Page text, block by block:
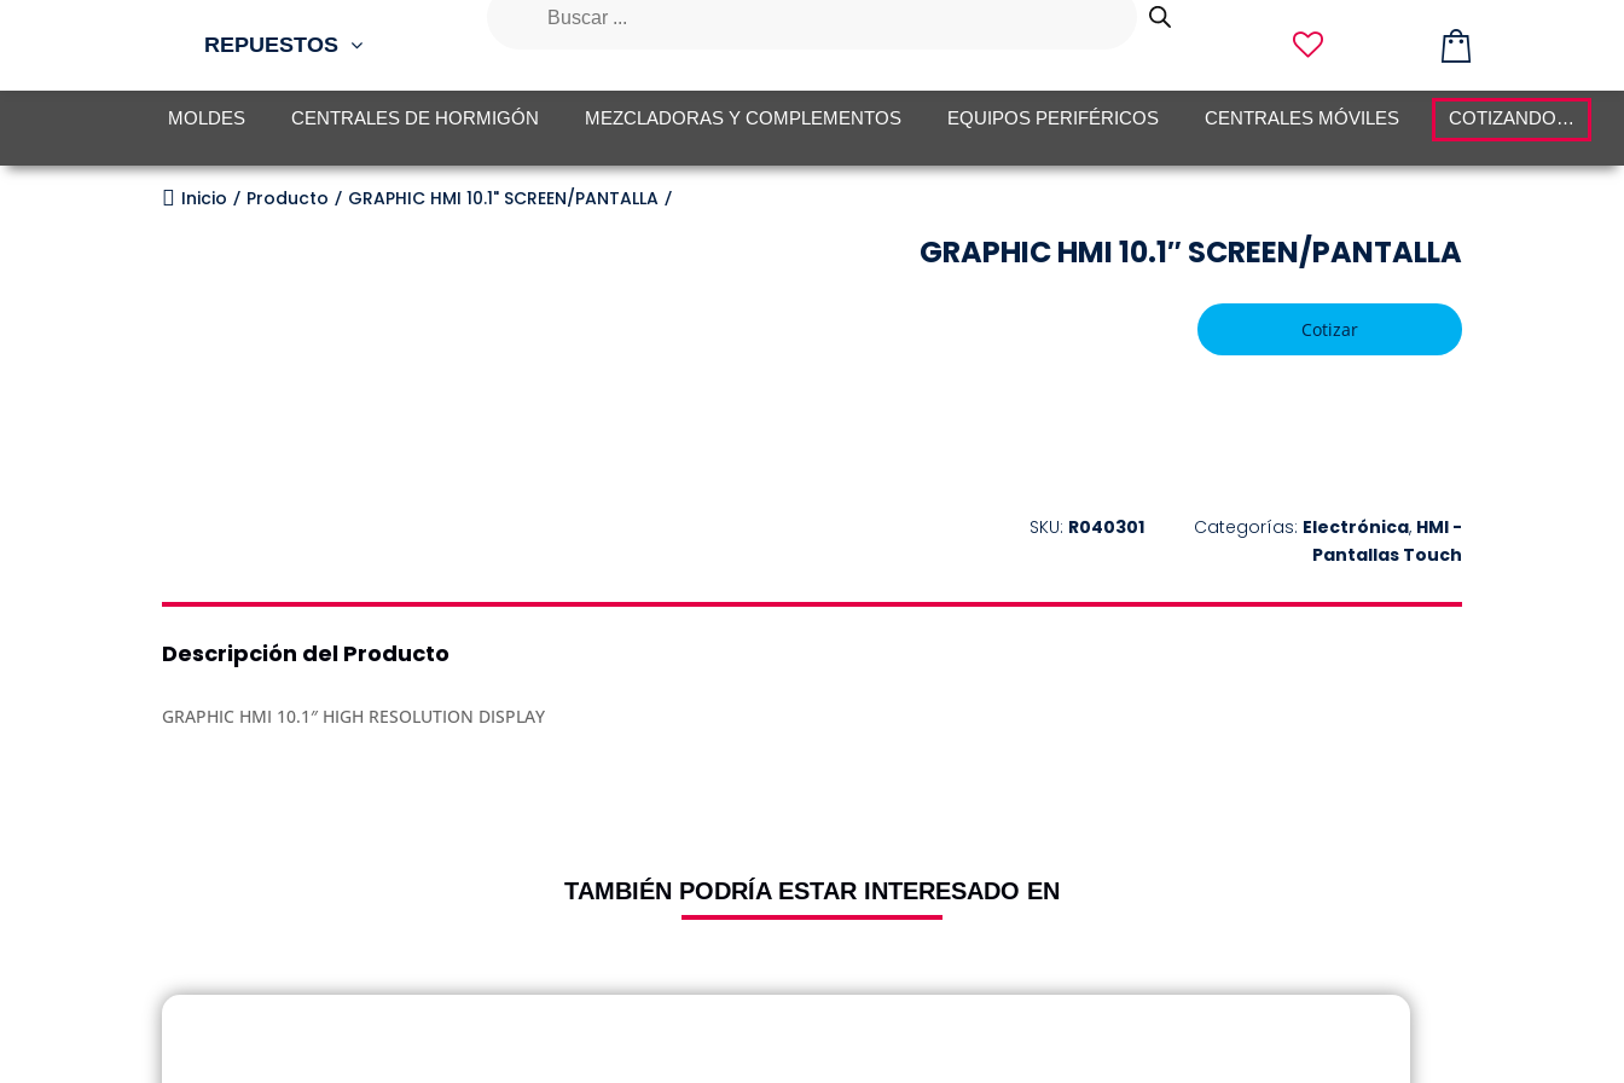
REPUESTOS
productos
MOLDES CENTRALES DE HORMIGÓN MEZCLADORAS Y COMPLEMENTOS EQUIPOS PERIFÉRICOS CENTRALES MÓVILES COTIZANDO…
 Inicio Producto GRAPHIC HMI 10.1" SCREEN/PANTALLA
GRAPHIC HMI 10.1″ SCREEN/PANTALLA
Cotizar
SKU: R040301 Categorías: Electrónica, HMI -
Pantallas Touch
Descripción del Producto
GRAPHIC HMI 10.1″ HIGH RESOLUTION DISPLAY
TAMBIÉN PODRÍA ESTAR INTERESADO EN